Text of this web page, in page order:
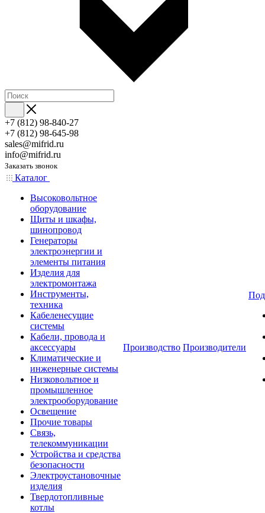
+7 (812) 98-840-27
+7 (812) 98-645-98
sales@mifrid.ru
info@mifrid.ru
Заказать звонок
Каталог
Высоковольтное
оборудование
Щиты и шкафы,
шинопровод
Генераторы
электроэнергии и
элементы питания
Изделия для
электромонтажа
Инструменты,
техника
Кабеленесущие
системы
Кабели, провода и
аксессуары
Климатические и
инженерные системы
Низковольтное и
промышленное
электрооборудование
Освещение
Прочие товары
Связь,
телекоммуникации
Устройства и средства
безопасности
Электроустановочные
изделия
Твердотопливные
котлы
Производство Производители